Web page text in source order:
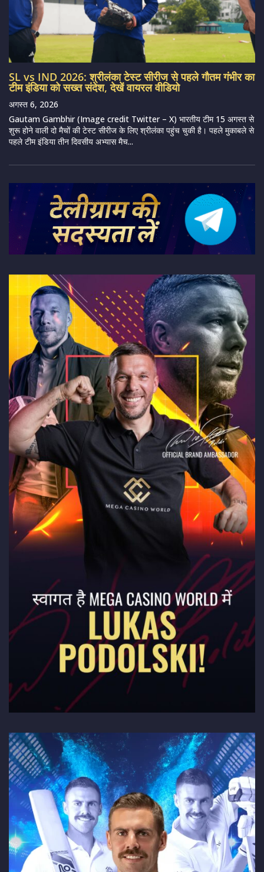
SL vs IND 2026: श्रीलंका टेस्ट सीरीज से पहले गौतम गंभीर का
टीम इंडिया को सख्त संदेश, देखें वायरल वीडियो
अगस्त 6, 2026
Gautam Gambhir (Image credit Twitter – X) भारतीय टीम 15 अगस्त से
शुरू होने वाली दो मैचों की टेस्ट सीरीज के लिए श्रीलंका पहुंच चुकी है। पहले मुकाबले से
पहले टीम इंडिया तीन दिवसीय अभ्यास मैच...